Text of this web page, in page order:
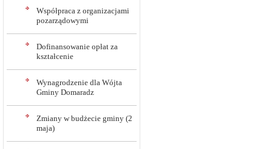
Współpraca z organizacjami
pozarządowymi
Dofinansowanie opłat za
kształcenie
Wynagrodzenie dla Wójta
Gminy Domaradz
Zmiany w budżecie gminy (2
maja)